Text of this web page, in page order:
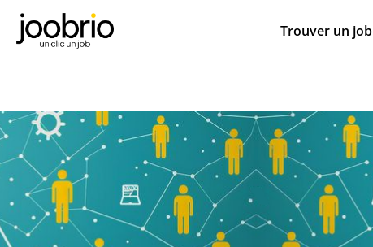
Trouver un job